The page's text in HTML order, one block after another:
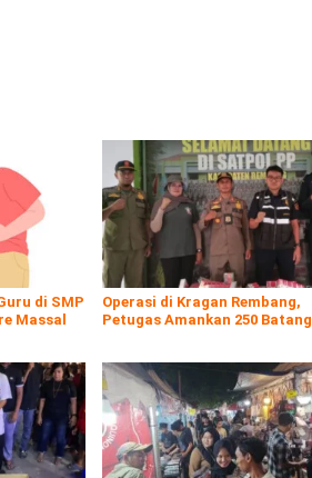
di SMP
Massal
Operasi di Kragan Rembang,
Petugas Amankan 250 Batang